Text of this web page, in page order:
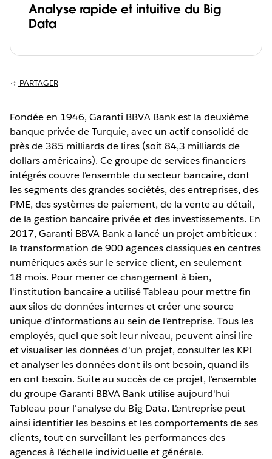
Analyse rapide et intuitive du Big
Data
PARTAGER
Fondée en 1946, Garanti BBVA Bank est la deuxième
banque privée de Turquie, avec un actif consolidé de
près de 385 milliards de lires (soit 84,3 milliards de
dollars américains). Ce groupe de services financiers
intégrés couvre l'ensemble du secteur bancaire, dont
les segments des grandes sociétés, des entreprises, des
PME, des systèmes de paiement, de la vente au détail,
de la gestion bancaire privée et des investissements. En
2017, Garanti BBVA Bank a lancé un projet ambitieux :
la transformation de 900 agences classiques en centres
numériques axés sur le service client, en seulement
18 mois. Pour mener ce changement à bien,
l'institution bancaire a utilisé Tableau pour mettre fin
aux silos de données internes et créer une source
unique d'informations au sein de l'entreprise. Tous les
employés, quel que soit leur niveau, peuvent ainsi lire
et visualiser les données d'un projet, consulter les KPI
et analyser les données dont ils ont besoin, quand ils
en ont besoin. Suite au succès de ce projet, l'ensemble
du groupe Garanti BBVA Bank utilise aujourd'hui
Tableau pour l'analyse du Big Data. L'entreprise peut
ainsi identifier les besoins et les comportements de ses
clients, tout en surveillant les performances des
agences à l'échelle individuelle et générale.